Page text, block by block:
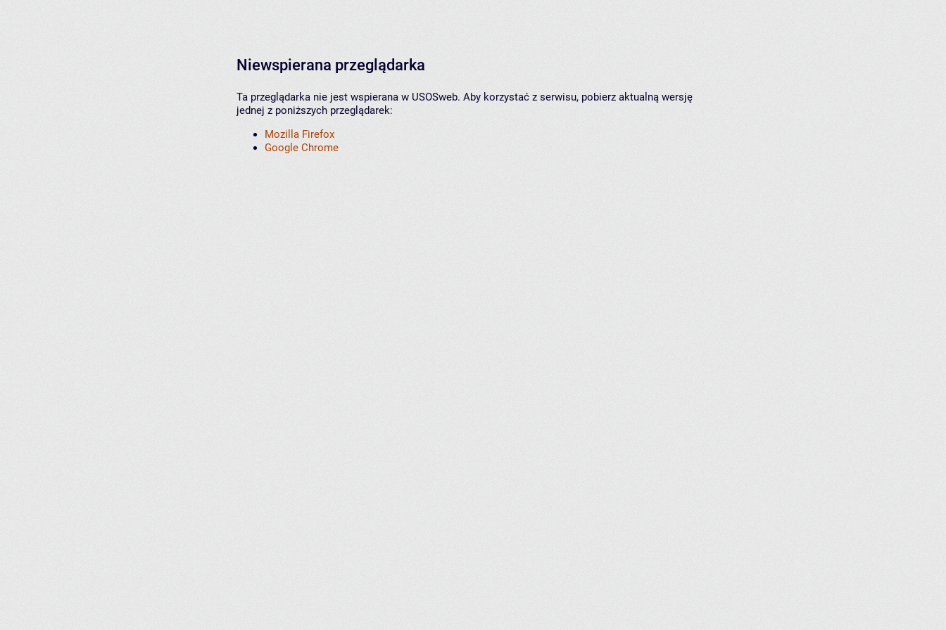
Niewspierana przeglądarka
Ta przeglądarka nie jest wspierana w USOSweb. Aby korzystać z serwisu, pobierz aktualną wersję
jednej z poniższych przeglądarek:
Mozilla Firefox
Google Chrome